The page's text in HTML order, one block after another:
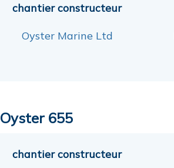
chantier constructeur
Oyster Marine Ltd
Oyster 655
chantier constructeur